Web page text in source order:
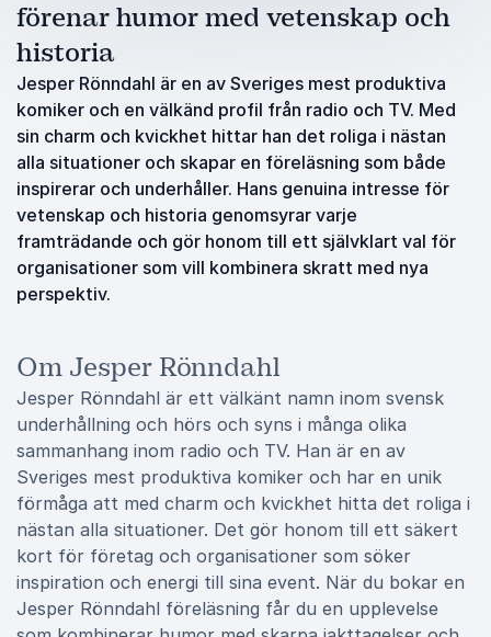
förenar humor med vetenskap och
historia
Jesper Rönndahl är en av Sveriges mest produktiva
komiker och en välkänd profil från radio och TV. Med
sin charm och kvickhet hittar han det roliga i nästan
alla situationer och skapar en föreläsning som både
inspirerar och underhåller. Hans genuina intresse för
vetenskap och historia genomsyrar varje
framträdande och gör honom till ett självklart val för
organisationer som vill kombinera skratt med nya
perspektiv.
Om Jesper Rönndahl
Jesper Rönndahl är ett välkänt namn inom svensk
underhållning och hörs och syns i många olika
sammanhang inom radio och TV. Han är en av
Sveriges mest produktiva komiker och har en unik
förmåga att med charm och kvickhet hitta det roliga i
nästan alla situationer. Det gör honom till ett säkert
kort för företag och organisationer som söker
inspiration och energi till sina event. När du bokar en
Jesper Rönndahl föreläsning får du en upplevelse